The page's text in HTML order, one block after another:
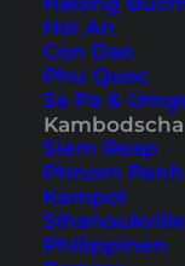
Hoi An
Con Dao
Phu Quoc
Sa Pa &
Kambodscha
Siem Reap
Phnom Penh
Kampot
Sihanoukville
Philippinen